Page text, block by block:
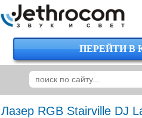
ПЕРЕЙТИ В
Лазер RGB Stairville DJ